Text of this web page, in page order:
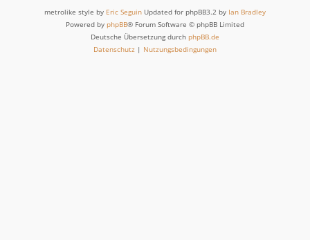
metrolike style by Eric Seguin Updated for phpBB3.2 by Ian Bradley
Powered by phpBB® Forum Software © phpBB Limited
Deutsche Übersetzung durch phpBB.de
Datenschutz | Nutzungsbedingungen